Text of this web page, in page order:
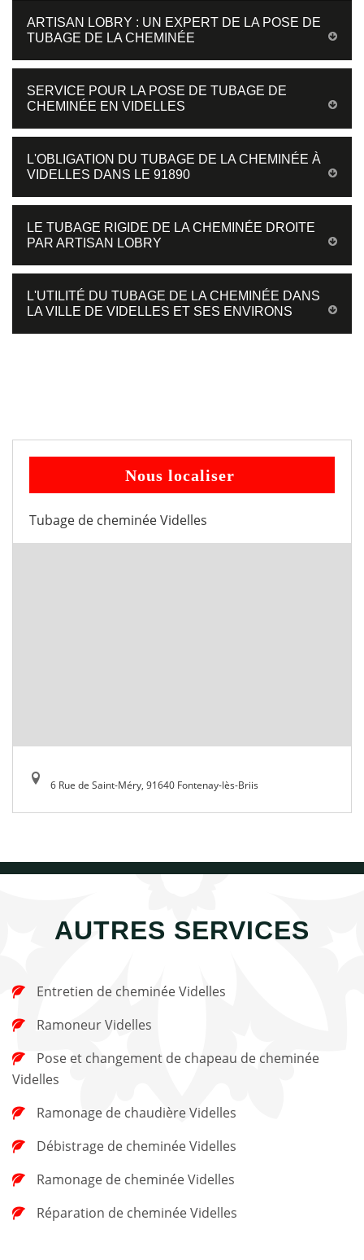
ARTISAN LOBRY : UN EXPERT DE LA POSE DE
TUBAGE DE LA CHEMINÉE
SERVICE POUR LA POSE DE TUBAGE DE
CHEMINÉE EN VIDELLES
L'OBLIGATION DU TUBAGE DE LA CHEMINÉE À
VIDELLES DANS LE 91890
LE TUBAGE RIGIDE DE LA CHEMINÉE DROITE
PAR ARTISAN LOBRY
L'UTILITÉ DU TUBAGE DE LA CHEMINÉE DANS
LA VILLE DE VIDELLES ET SES ENVIRONS
Nous localiser
Tubage de cheminée Videlles
6 Rue de Saint-Méry, 91640 Fontenay-lès-Briis
AUTRES SERVICES
Entretien de cheminée Videlles
Ramoneur Videlles
Videlles
Ramonage de chaudière Videlles
Débistrage de cheminée Videlles
Ramonage de cheminée Videlles
Réparation de cheminée Videlles